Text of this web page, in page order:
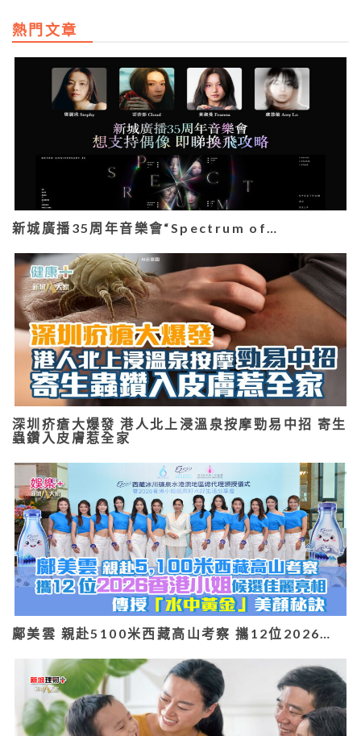
熱門文章
新城廣播35周年音樂會“Spectrum of…
深圳疥瘡大爆發 港人北上浸溫泉按摩勁易中招 寄生
蟲鑽入皮膚惹全家
鄺美雲 親赴5100米西藏高山考察 攜12位2026…